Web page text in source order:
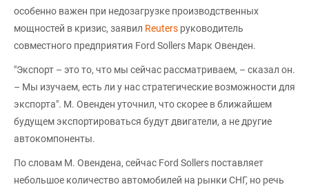
особенно важен при недозагрузке производственных
мощностей в кризис, заявил Reuters руководитель
совместного предприятия Ford Sollers Марк Овенден.
"Экспорт – это то, что мы сейчас рассматриваем, – сказал он.
– Мы изучаем, есть ли у нас стратегические возможности для
экспорта". М. Овенден уточнил, что скорее в ближайшем
будущем экспортироваться будут двигатели, а не другие
автокомпоненты.
По словам М. Овендена, сейчас Ford Sollers поставляет
небольшое количество автомобилей на рынки СНГ, но речь